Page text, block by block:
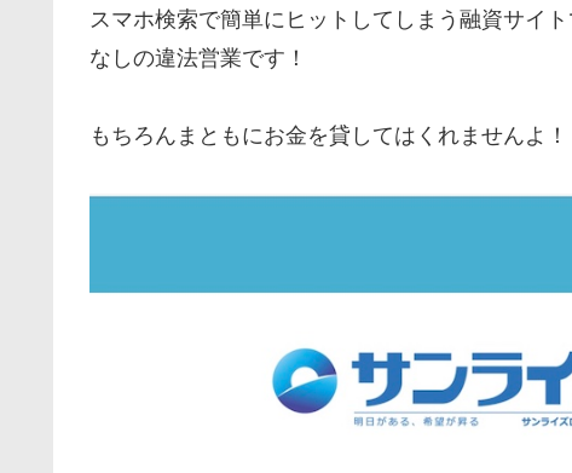
スマホ検索で簡単にヒットしてしまう融資サイ
なしの違法営業です！
もちろんまともにお金を貸してはくれませんよ！